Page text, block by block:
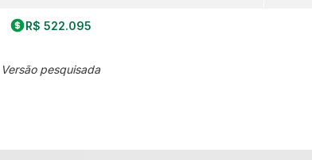
R$ 522.095
Versão pesquisada